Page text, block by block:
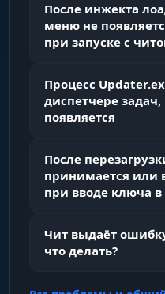
Скрипты
выживания)
Enable / Binds /
Полный контроль
(постоянно или по
микроконтроль.
Auto Health / Mana
Персонаж сам пьёт
После инжекта
меню не
при запуске с
Процесс
диспетчере
появляется
После
принимается или
при вводе ключа в
Чит выдаёт
что делать?